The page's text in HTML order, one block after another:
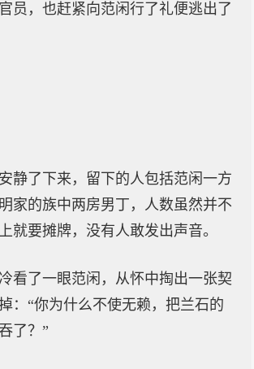
员，也赶紧向范闲行了礼便逃出了
静了下来，留下的人包括范闲一方
家的族中两房男丁，人数虽然并不
就要摊牌，没有人敢发出声音。
看了一眼范闲，从怀中掏出一张契
：“你为什么不使无赖，把兰石的
了？”